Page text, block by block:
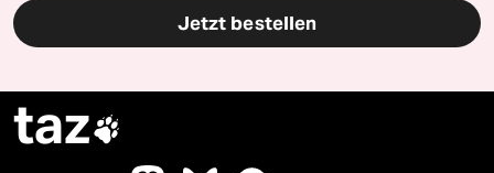
Jetzt bestellen
taz